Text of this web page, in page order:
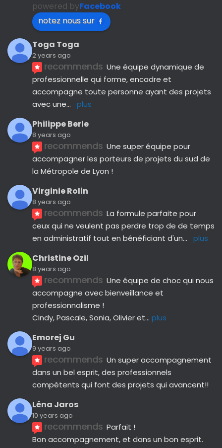
powered byFacebook
notez nous sur
Toga Toga
2 years ago
recommends Une équipe dynamique de
professionnelle qui forme, encadre et
accompagne toute personne ayant des projets
avec une... plus
Philippe Berle
8 years ago
recommends Une super équipe pour
accompagner les porteurs de projets du sud de
la Métropole de Lyon !
Virginie Rolin
8 years ago
recommends La formule parfaite pour
ceux qui ne veulent pas perdre trop de de temps
en administratif tout en bénéficiant d'un... plus
Christine Ozil
8 years ago
recommends Une équipe de choc qui nous
accompagne avec bienveillance et
professionnalisme !
Cindy, Pascale, Sonia, Olivier et... plus
Emorej Gu
9 years ago
recommends Un super accompagnement
dans un bel esprit, des professionnels
compétents qui font des projets qui avancent!!
Léna Jaros
10 years ago
recommends Parfait !
Bon accompagnement, et dans un bon esprit.